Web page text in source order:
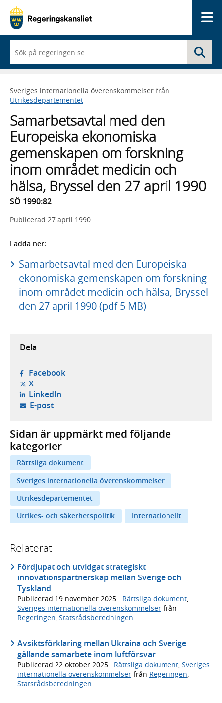
du
börjar
skriva
framträder
en
med
sökförslag
Sveriges internationella överenskommelser från
Utrikesdepartementet
Samarbetsavtal med den
Europeiska ekonomiska
gemenskapen om forskning
inom området medicin och
hälsa, Bryssel den 27 april 1990
SÖ 1990:82
Publicerad 27 april 1990
Ladda ner:
Samarbetsavtal med den Europeiska
ekonomiska gemenskapen om forskning
inom området medicin och hälsa, Bryssel
den 27 april 1990 (pdf 5 MB)
Dela
Facebook- öppnas i ny flik, extern webbplats,
X- öppnas i ny flik, extern webbplats,
LinkedIn- öppnas i ny flik, extern webbplats,
E-post- öppnar din e-postklient,
Sidan är uppmärkt med följande
kategorier
Rättsliga dokument
Sveriges internationella överenskommelser
Utrikesdepartementet
Utrikes- och säkerhetspolitik
Internationellt
Relaterat
Fördjupat och utvidgat strategiskt
innovationspartnerskap mellan Sverige och
Tyskland
Publicerad 19 november 2025 · Rättsliga dokument,
Sveriges internationella överenskommelser från
Regeringen, Statsrådsberedningen
Avsiktsförklaring mellan Ukraina och Sverige
gällande samarbete inom luftförsvar
Publicerad 22 oktober 2025 · Rättsliga dokument Sveriges
internationella överenskommelser från Regeringen
Statsrådsberedningen